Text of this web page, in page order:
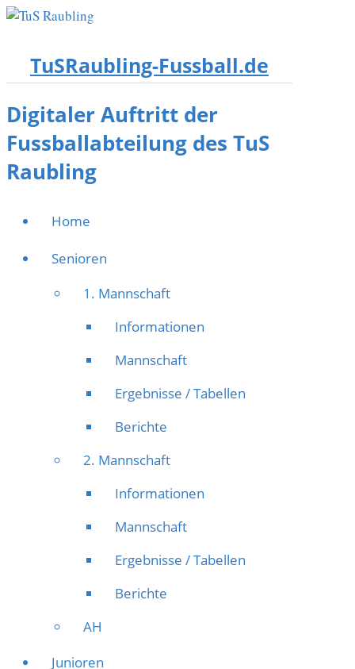
TuSRaubling-Fussball.de
Digitaler Auftritt der
Fussballabteilung des TuS
Raubling
Home
Senioren
1. Mannschaft
Informationen
Mannschaft
Ergebnisse / Tabellen
Berichte
2. Mannschaft
Informationen
Mannschaft
Ergebnisse / Tabellen
Berichte
AH
Junioren